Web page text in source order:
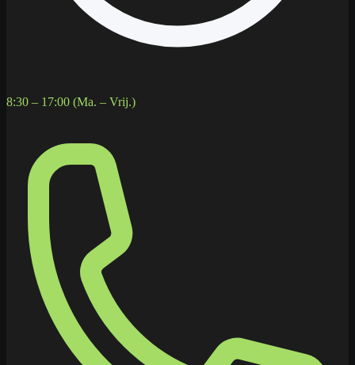
8:30 – 17:00 (Ma. – Vrij.)